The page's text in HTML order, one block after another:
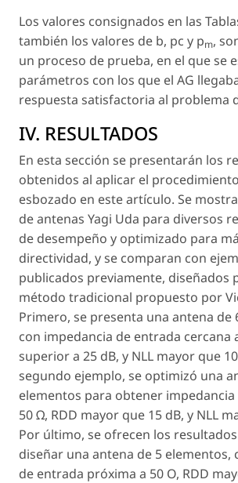
Los valores consignados en las
también los valores de b, pc y pm,
un proceso de prueba, en el que se
parámetros con los que el AG
respuesta satisfactoria al problema
IV. RESULTADOS
En esta sección se presentarán los
obtenidos al aplicar el
esbozado en este artículo. Se
de antenas Yagi Uda para diversos
de desempeño y optimizado para
directividad, y se comparan con
publicados previamente, diseñados
método tradicional propuesto por
Primero, se presenta una antena de
con impedancia de entrada cercana
superior a 25 dB, y NLL mayor que
segundo ejemplo, se optimizó una
elementos para obtener
50 Ω, RDD mayor que 15 dB, y NLL
Por último, se ofrecen los
diseñar una antena de 5 elementos,
de entrada próxima a 50 O, RDD